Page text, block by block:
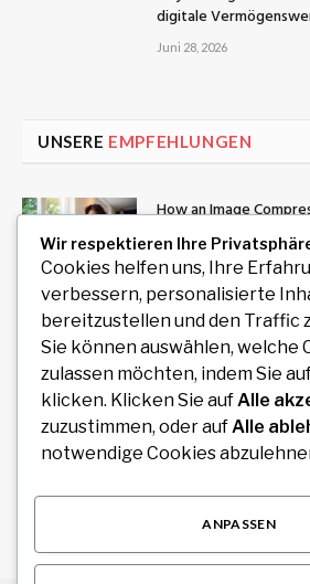
digitale
Juni 28, 2026
UNSERE EMPFEHLUNGEN
How an Image
Teachers, and
August 6, 2026
Private Rundreise mit
Südindien planen
August 6, 2026
Redaktionelles
Artikeln zu Politik,
Wir respektieren Ihre
Cookies helfen uns, Ihre
verbessern, personalisierte
bereitzustellen und den Traffic
Sie können auswählen, welche
zulassen möchten, indem Sie
klicken. Klicken Sie aufAlle
zuzustimmen, oder aufAlle
notwendige Cookies
ANPASSEN